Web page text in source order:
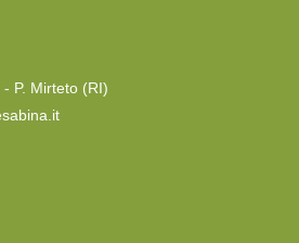
P. Mirteto (RI)